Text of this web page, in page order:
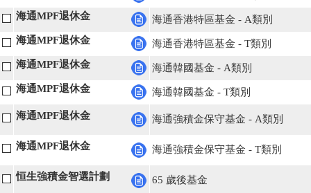
海通MPF退休金
海通香港特區基金 - A類別
海通MPF退休金
海通香港特區基金 - T類別
海通MPF退休金
海通韓國基金 - A類別
海通MPF退休金
海通韓國基金 - T類別
海通MPF退休金 海通強積金保守基金 - A類別
海通MPF退休金 海通強積金保守基金 - T類別
恒生強積金智選計劃 65 歲後基金